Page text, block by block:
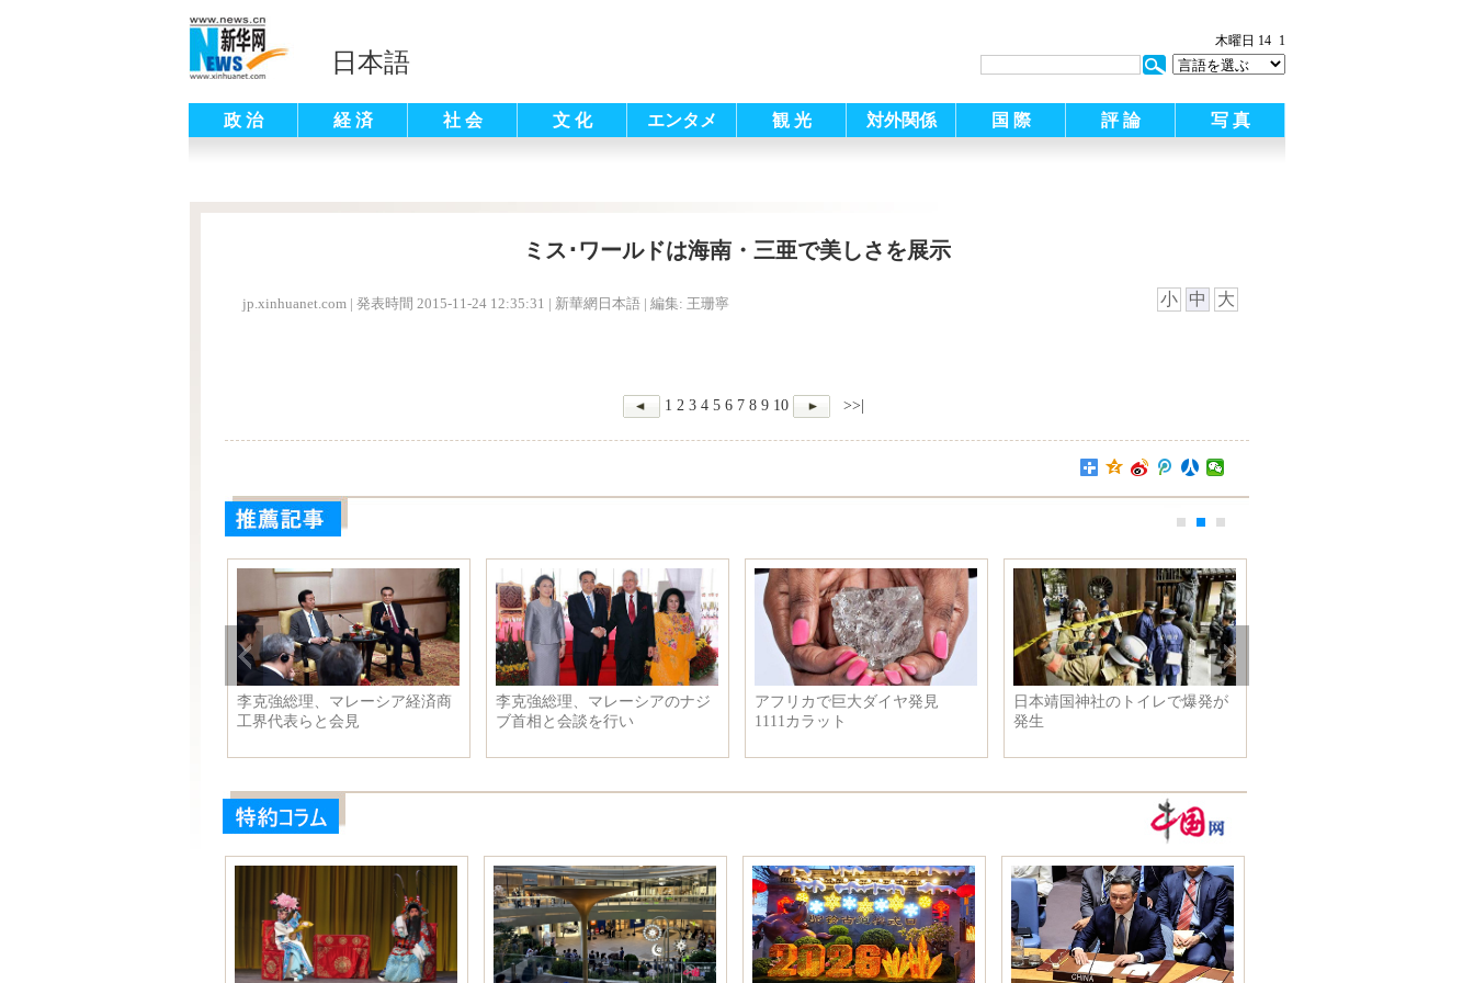
日本語
木曜日 14 1
政 治 経 済 社 会 文 化 エンタメ 観 光 対外関係 国 際 評 論 写 真
ミス･ワールドは海南・三亜で美しさを展示
jp.xinhuanet.com | 発表時間 2015-11-24 12:35:31 | 新華網日本語 | 編集: 王珊寧 小 中 大
1 2 3 4 5 6 7 8 9 10 >>|
李克強総理、マレーシア経済商
工界代表らと会見
李克強総理、マレーシアのナジ
ブ首相と会談を行い
アフリカで巨大ダイヤ発見
1111カラット
日本靖国神社のトイレで爆発が
発生